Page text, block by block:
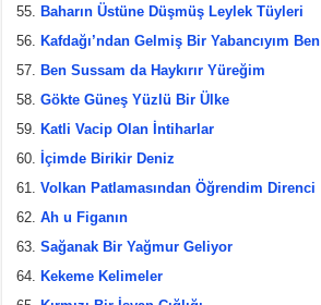
Baharın Üstüne Düşmüş Leylek Tüyleri
Kafdağı’ndan Gelmiş Bir Yabancıyım Ben
Ben Sussam da Haykırır Yüreğim
Gökte Güneş Yüzlü Bir Ülke
Katli Vacip Olan İntiharlar
İçimde Birikir Deniz
Volkan Patlamasından Öğrendim Direnci
Ah u Figanın
Sağanak Bir Yağmur Geliyor
Kekeme Kelimeler